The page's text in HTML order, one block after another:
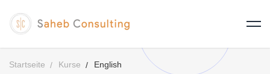
Startseite Kurse English